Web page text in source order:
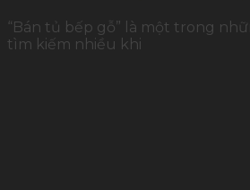
“Bán tủ bếp gỗ” là một trong
tìm kiếm nhiều khi